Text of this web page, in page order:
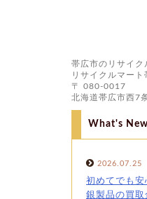
帯広市のリサイク
リサイクルマート
〒 080-0017
北海道帯広市西7
What's New
2026.07.25
初めてでも安
銀製品の買取